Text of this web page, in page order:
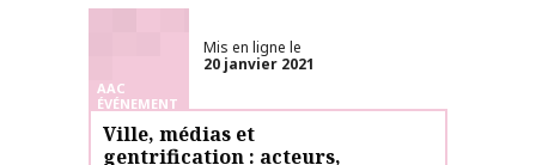
AAC
ÉVÉNEMENT
Mis en ligne le
20 janvier 2021
Ville, médias et
gentrification : acteurs,